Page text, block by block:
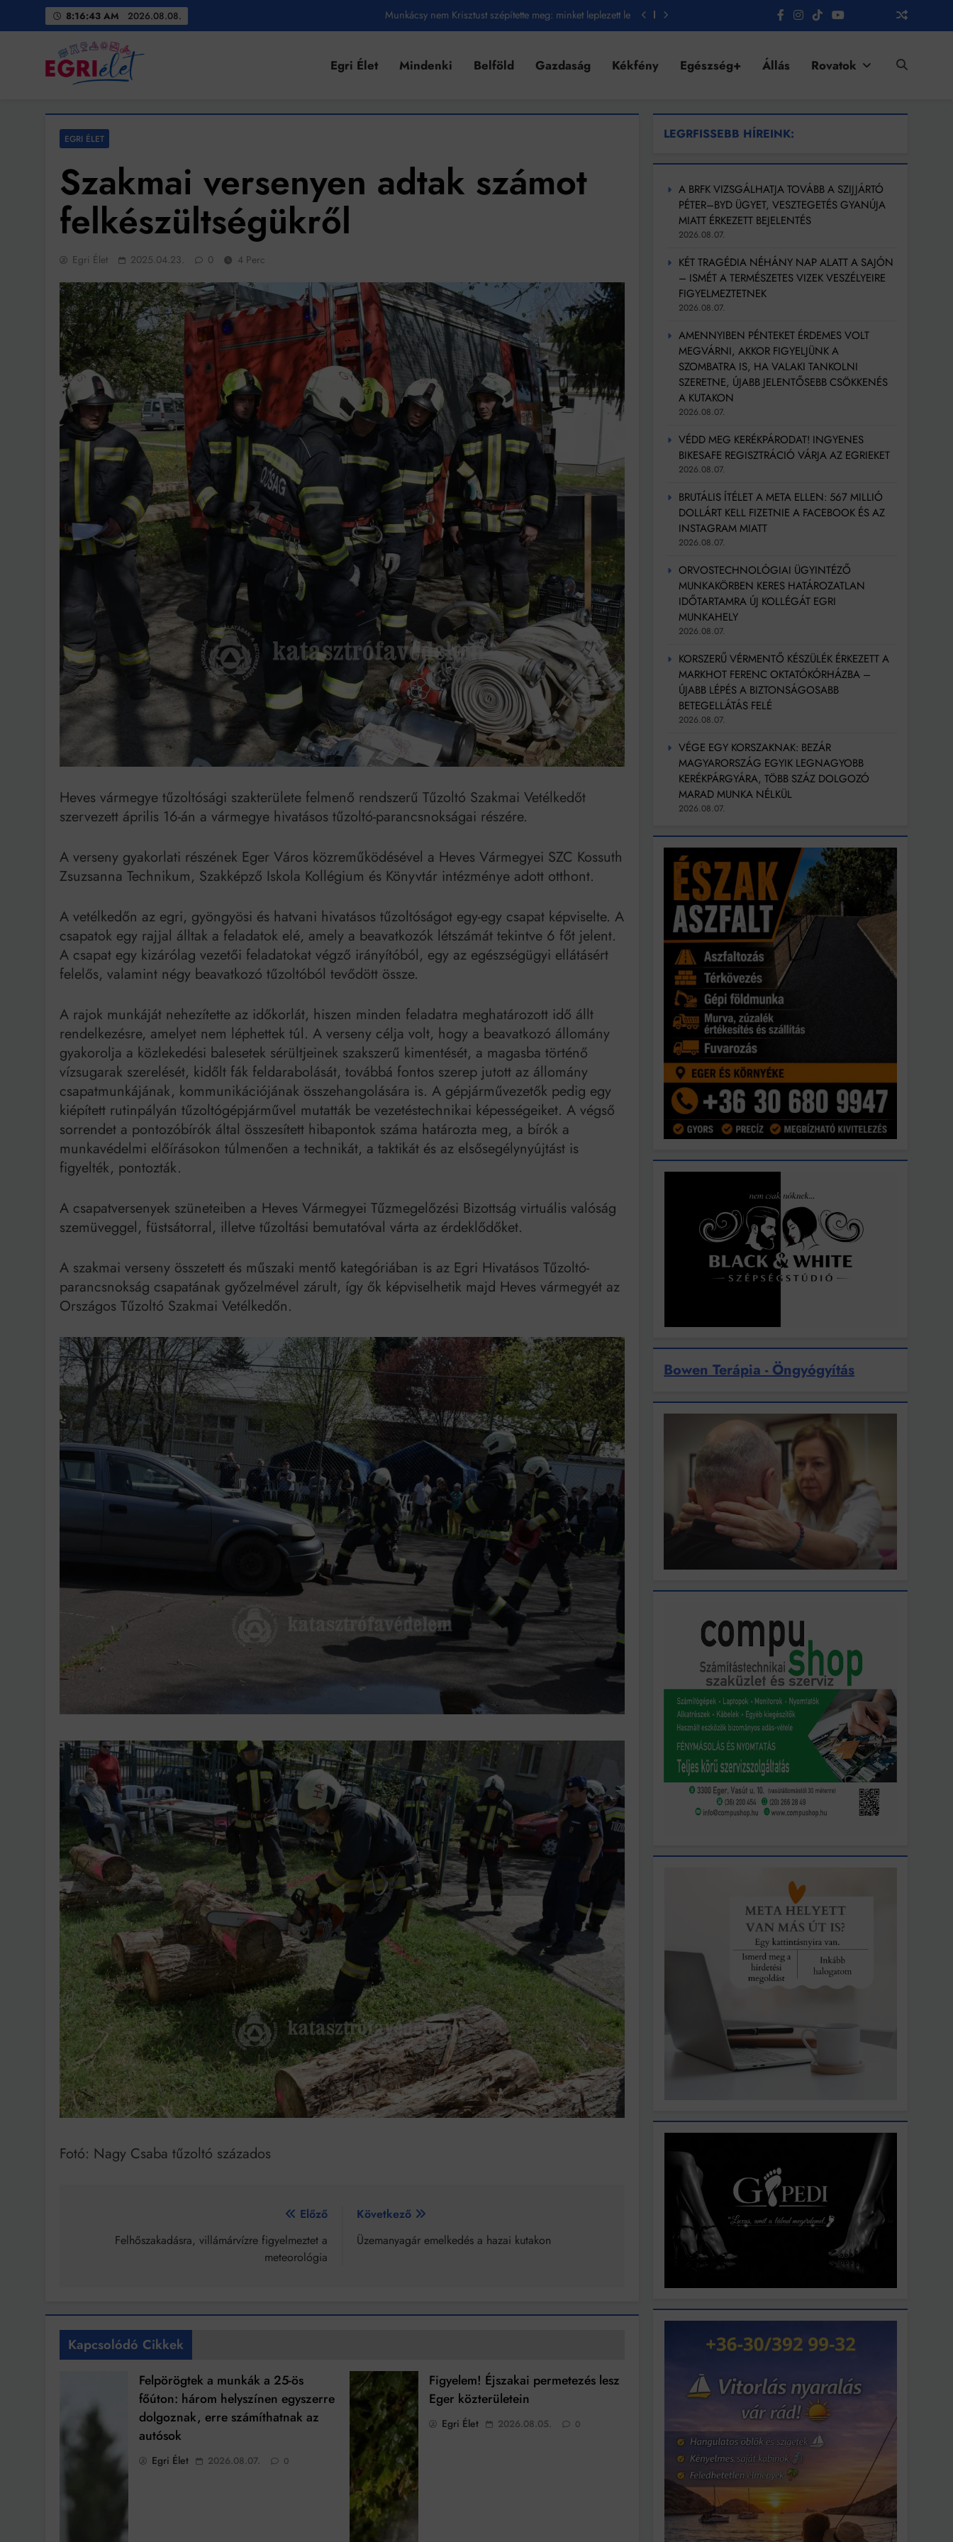
8:16:45 AM 2026.08.08.
Ahol köszönnek, ott még van város
Karinthy Frigyes: a zseni, aki belenézett a saját koponyájába
Az öregség nem csak ránc?
Az ördög még mindig Pradát visel. De te miért öltözöl hozzá?
Bitumenes lapostetők: a bevált technológia akkor működik, ha jól van felújítva
Ingatlanpiaci szakértők szerint akár 5 százalékkal is nőhetnek a bérleti díjak a ponthatárhirdetés
után az egyetemi városokban
Munkácsy nem Krisztust szépítette meg: minket leplezett le
Ahol köszönnek, ott még van város
Amikor a Tetris boldogabbá tesz, mint a szerelem
Létezik tökéletes élet: Truman is elhitte
Karinthy Frigyes: a zseni, aki belenézett a saját koponyájába
Ki akarsz törni. De miből?
Az öregség nem csak ránc?
Az ördög még mindig Pradát visel. De te miért öltözöl hozzá?
Móricz Zsigmond: falusi író vagy boncmester?
Mindenki a világot akarja uralni – de nem csak a 80-as években
Bitumenes lapostetők: a bevált technológia akkor működik, ha jól van felújítva
Egri Élet
Egri Élet Mindenki Belföld Gazdaság Kékfény Egészség+ Állás Rovatok
EGRI ÉLET
Szakmai versenyen adtak számot
felkészültségükről
Egri Élet 2025.04.23. 0 4 Perc
Heves vármegye tűzoltósági szakterülete felmenő rendszerű Tűzoltó Szakmai Vetélkedőt
szervezett április 16-án a vármegye hivatásos tűzoltó-parancsnokságai részére.
A verseny gyakorlati részének Eger Város közreműködésével a Heves Vármegyei SZC Kossuth
Zsuzsanna Technikum, Szakképző Iskola Kollégium és Könyvtár intézménye adott otthont.
A vetélkedőn az egri, gyöngyösi és hatvani hivatásos tűzoltóságot egy-egy csapat képviselte. A
csapatok egy rajjal álltak a feladatok elé, amely a beavatkozók létszámát tekintve 6 főt jelent.
A csapat egy kizárólag vezetői feladatokat végző irányítóból, egy az egészségügyi ellátásért
felelős, valamint négy beavatkozó tűzoltóból tevődött össze.
A rajok munkáját nehezítette az időkorlát, hiszen minden feladatra meghatározott idő állt
rendelkezésre, amelyet nem léphettek túl. A verseny célja volt, hogy a beavatkozó állomány
gyakorolja a közlekedési balesetek sérültjeinek szakszerű kimentését, a magasba történő
vízsugarak szerelését, kidőlt fák feldarabolását, továbbá fontos szerep jutott az állomány
csapatmunkájának, kommunikációjának összehangolására is. A gépjárművezetők pedig egy
kiépített rutinpályán tűzoltógépjárművel mutatták be vezetéstechnikai képességeiket. A végső
sorrendet a pontozóbírók által összesített hibapontok száma határozta meg, a bírók a
munkavédelmi előírásokon túlmenően a technikát, a taktikát és az elsősegélynyújtást is
figyelték, pontozták.
A csapatversenyek szüneteiben a Heves Vármegyei Tűzmegelőzési Bizottság virtuális valóság
szemüveggel, füstsátorral, illetve tűzoltási bemutatóval várta az érdeklődőket.
A szakmai verseny összetett és műszaki mentő kategóriában is az Egri Hivatásos Tűzoltó-
parancsnokság csapatának győzelmével zárult, így ők képviselhetik majd Heves vármegyét az
Országos Tűzoltó Szakmai Vetélkedőn.
Fotó: Nagy Csaba tűzoltó százados
navigáció
Előző
Felhőszakadásra, villámárvízre figyelmeztet a
meteorológia
Következő
Üzemanyagár emelkedés a hazai kutakon
Kapcsolódó Cikkek
Felpörögtek a munkák a 25-ös
főúton: három helyszínen egyszerre
dolgoznak, erre számíthatnak az
autósok
Egri Élet 2026.08.07. 0
Figyelem! Éjszakai permetezés lesz
Eger közterületein
Egri Élet 2026.08.05. 0
LEGRFISSEBB HÍREINK:
A BRFK VIZSGÁLHATJA TOVÁBB A SZIJJÁRTÓ
PÉTER–BYD ÜGYET, VESZTEGETÉS GYANÚJA
MIATT ÉRKEZETT BEJELENTÉS
2026.08.07.
KÉT TRAGÉDIA NÉHÁNY NAP ALATT A SAJÓN
– ISMÉT A TERMÉSZETES VIZEK VESZÉLYEIRE
FIGYELMEZTETNEK
2026.08.07.
AMENNYIBEN PÉNTEKET ÉRDEMES VOLT
MEGVÁRNI, AKKOR FIGYELJÜNK A
SZOMBATRA IS, HA VALAKI TANKOLNI
SZERETNE, ÚJABB JELENTŐSEBB CSÖKKENÉS
A KUTAKON
2026.08.07.
VÉDD MEG KERÉKPÁRODAT! INGYENES
BIKESAFE REGISZTRÁCIÓ VÁRJA AZ EGRIEKET
2026.08.07.
BRUTÁLIS ÍTÉLET A META ELLEN: 567 MILLIÓ
DOLLÁRT KELL FIZETNIE A FACEBOOK ÉS AZ
INSTAGRAM MIATT
2026.08.07.
ORVOSTECHNOLÓGIAI ÜGYINTÉZŐ
MUNKAKÖRBEN KERES HATÁROZATLAN
IDŐTARTAMRA ÚJ KOLLÉGÁT EGRI
MUNKAHELY
2026.08.07.
KORSZERŰ VÉRMENTŐ KÉSZÜLÉK ÉRKEZETT A
MARKHOT FERENC OKTATÓKÓRHÁZBA –
ÚJABB LÉPÉS A BIZTONSÁGOSABB
BETEGELLÁTÁS FELÉ
2026.08.07.
VÉGE EGY KORSZAKNAK: BEZÁR
MAGYARORSZÁG EGYIK LEGNAGYOBB
KERÉKPÁRGYÁRA, TÖBB SZÁZ DOLGOZÓ
MARAD MUNKA NÉLKÜL
2026.08.07.
Bowen Terápia - Öngyógyítás